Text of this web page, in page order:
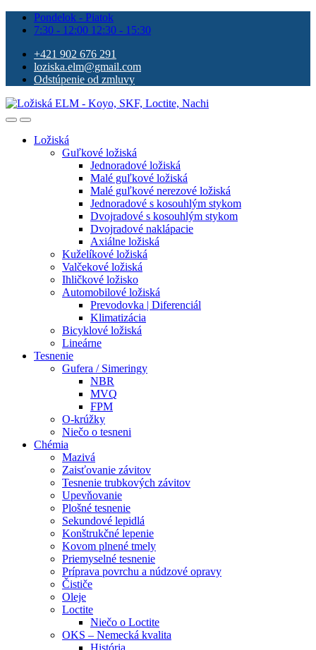
Pondelok - Piatok
7:30 - 12:00 12:30 - 15:30
+421 902 676 291
loziska.elm@gmail.com
Odstúpenie od zmluvy
Ložiská
Guľkové ložiská
Jednoradové ložiská
Malé guľkové ložiská
Malé guľkové nerezové ložiská
Jednoradové s kosouhlým stykom
Dvojradové s kosouhlým stykom
Dvojradové naklápacie
Axiálne ložiská
Kuželíkové ložiská
Valčekové ložiská
Ihličkové ložisko
Automobilové ložiská
Prevodovka | Diferenciál
Klimatizácia
Bicyklové ložiská
Lineárne
Tesnenie
Gufera / Simeringy
NBR
MVQ
FPM
O-krúžky
Niečo o tesneni
Chémia
Mazivá
Zaisťovanie závitov
Tesnenie trubkových závitov
Upevňovanie
Plošné tesnenie
Sekundové lepidlá
Konštrukčné lepenie
Kovom plnené tmely
Priemyselné tesnenie
Príprava povrchu a núdzové opravy
Čističe
Oleje
Loctite
Niečo o Loctite
OKS – Nemecká kvalita
História